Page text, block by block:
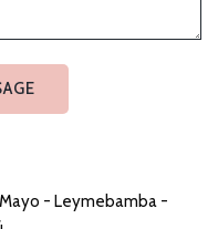
Mayo - Leymebamba -